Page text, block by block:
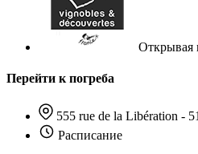
Открывая
Перейти к погреба
555 rue de la Libération -
Расписание